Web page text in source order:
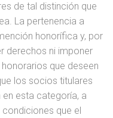
de tal distinción que
La pertenencia a
honorífica y, por
derechos ni imponer
que deseen
los socios titulares
esta categoría, a
que el